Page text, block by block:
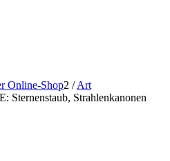
Online-Shop2 / Art
Sternenstaub, Strahlenkanonen